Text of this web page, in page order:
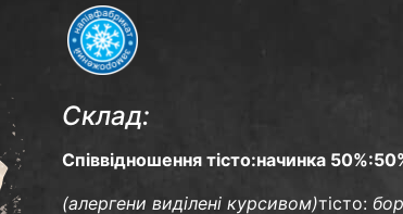
Склад:
Співвідношення тісто:начинка
(алергени виділені курсивом)тісто: